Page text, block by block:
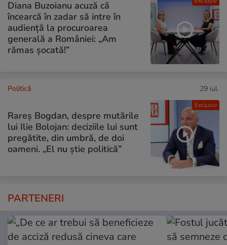
Diana Buzoianu acuză că
încearcă în zadar să intre în
audiență la procuroarea
generală a României: „Am
rămas șocată!”
Exclusiv
Politică 29 iul.
Rareș Bogdan, despre mutările
lui Ilie Bolojan: deciziile lui sunt
pregătite, din umbră, de doi
oameni. „El nu știe politică”
PARTENERI